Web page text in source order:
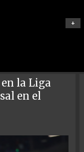
+
la Liga
en el